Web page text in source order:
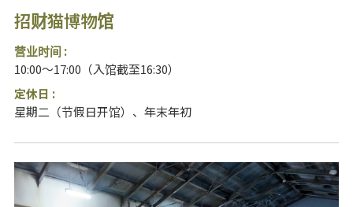
招财猫博物馆
营业时间 :
10:00～17:00（入馆截至16:30）
定休日 :
星期二（节假日开馆）、年末年初